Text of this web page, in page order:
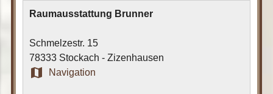
Raumausstattung Brunner
Schmelzestr. 15
78333 Stockach - Zizenhausen
map Navigation